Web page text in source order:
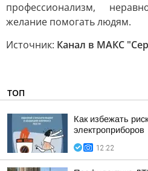
профессионализм,
желание помогать людям.
Источник: Канал в МАКС
ТОП
Как избежать
электроприборов
12:22